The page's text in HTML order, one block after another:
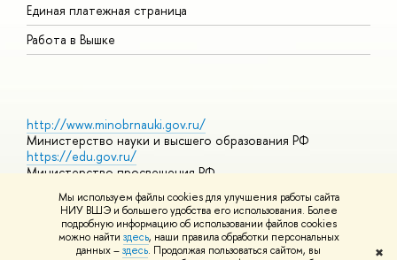
Мы используем файлы cookies для улучшения работы сайта
НИУ ВШЭ и большего удобства его использования. Более
подробную информацию об использовании файлов cookies
можно найти здесь, наши правила обработки персональных
данных –здесь. Продолжая пользоваться сайтом, вы
✖
Единая платежная страница
Работа в Вышке
http://www.minobrnauki.gov.ru/
Министерство науки и высшего образования РФ
https://edu.gov.ru/
Министерство просвещения РФ
https://elearning.hse.ru/mooc
Массовые открытые онлайн-курсы
© НИУ ВШЭ 1993–2026 Адреса и контактыУсловия